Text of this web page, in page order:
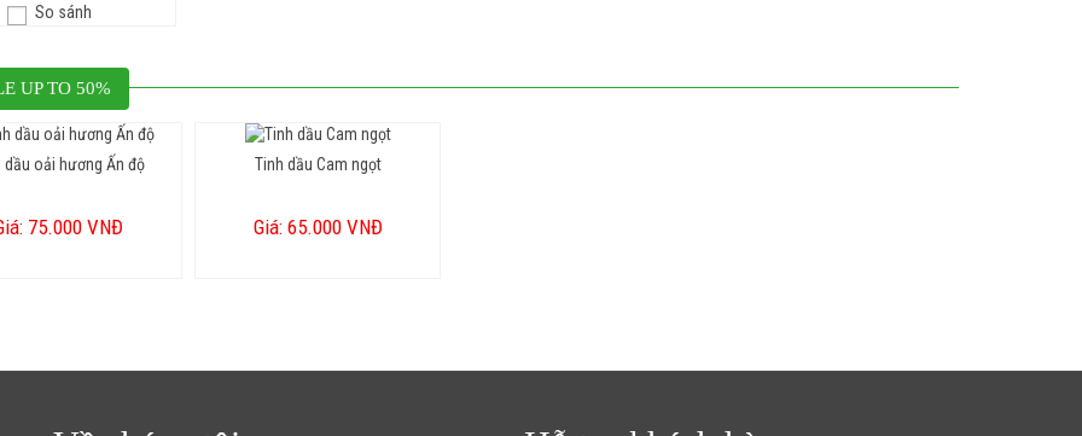
So sánh
UP TO 50%
dầu oải hương Ấn độ
75.000 VNĐ
Tinh dầu Cam ngọt
Giá: 65.000 VNĐ